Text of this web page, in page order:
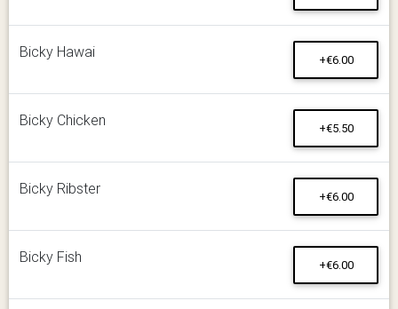
Bicky Hawai +€6.00
Bicky Chicken +€5.50
Bicky Ribster +€6.00
Bicky Fish +€6.00